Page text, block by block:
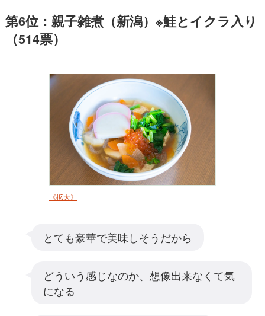
第6位：親子雑煮（新潟）※鮭とイクラ入り
（514票）
《拡大》
とても豪華で美味しそうだから
どういう感じなのか、想像出来なくて気
になる